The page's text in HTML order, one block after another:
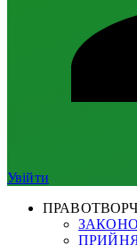
Увійти